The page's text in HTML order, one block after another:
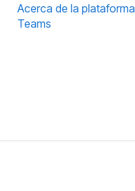
Preguntas frecuentes
Acerca de la plataforma
Teams